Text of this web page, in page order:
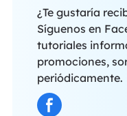
¿Te gustaría
Síguenos en
tutoriales
promociones,
periódicamente.